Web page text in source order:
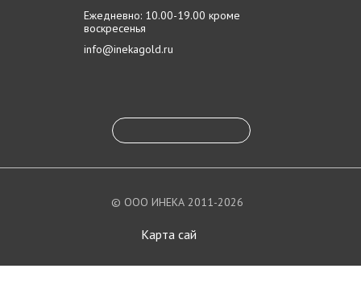
Ежедневно: 10.00-19.00 кроме
воскресенья
info@inekagold.ru
© ООО ИНЕКА 2011-2026
Карта сай